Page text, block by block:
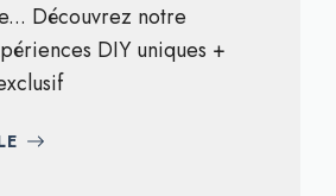
Découvrez notre
DIY uniques +